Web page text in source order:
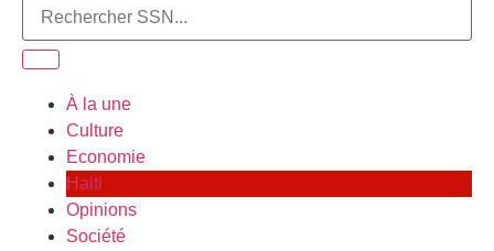
À la une
Culture
Economie
Haiti
Opinions
Société